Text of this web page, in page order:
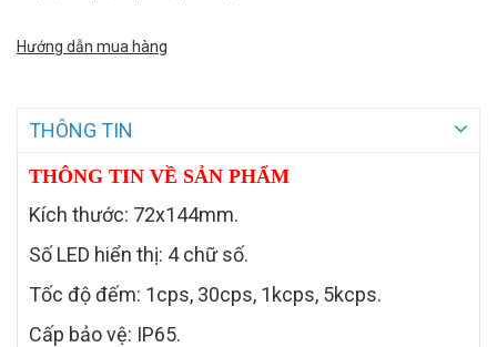
Hướng dẫn mua hàng
THÔNG TIN
THÔNG TIN VỀ SẢN PHẨM
Kích thước: 72x144mm.
Số LED hiển thị: 4 chữ số.
Tốc độ đếm: 1cps, 30cps, 1kcps, 5kcps.
Cấp bảo vệ: IP65.